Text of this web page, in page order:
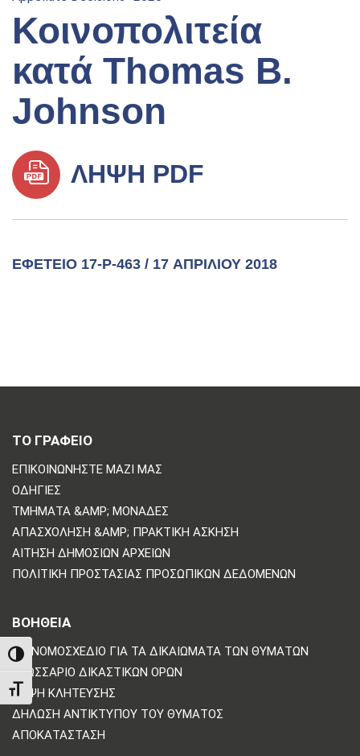
TOGGLE HIGH CONTRAST
TOGGLE FONT SIZE
Κοινοπολιτεία
κατά Thomas B.
Johnson
ΛΉΨΗ PDF
ΕΦΕΤΕΊΟ 17-P-463 / 17 ΑΠΡΙΛΊΟΥ 2018
ΤΟ ΓΡΑΦΕΙΟ
ΕΠΙΚΟΙΝΩΝΗΣΤΕ ΜΑΖΙ ΜΑΣ
ΟΔΗΓΊΕΣ
ΤΜΉΜΑΤΑ &AMP; ΜΟΝΆΔΕΣ
ΑΠΑΣΧΌΛΗΣΗ &AMP; ΠΡΑΚΤΙΚΉ ΆΣΚΗΣΗ
ΑΊΤΗΣΗ ΔΗΜΌΣΙΩΝ ΑΡΧΕΊΩΝ
ΠΟΛΙΤΙΚΗ ΠΡΟΣΤΑΣΙΑΣ ΠΡΟΣΩΠΙΚΩΝ ΔΕΔΟΜΕΝΩΝ
ΒΟΗΘΕΙΑ
ΤΟ ΝΟΜΟΣΧΈΔΙΟ ΓΙΑ ΤΑ ΔΙΚΑΙΏΜΑΤΑ ΤΩΝ ΘΥΜΆΤΩΝ
ΓΛΩΣΣΆΡΙΟ ΔΙΚΑΣΤΙΚΏΝ ΌΡΩΝ
ΛΉΨΗ ΚΛΉΤΕΥΣΗΣ
ΔΉΛΩΣΗ ΑΝΤΙΚΤΎΠΟΥ ΤΟΥ ΘΎΜΑΤΟΣ
ΑΠΟΚΑΤΆΣΤΑΣΗ